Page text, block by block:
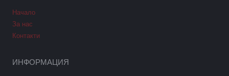
Начало
За нас
Контакти
ИНФОРМАЦИЯ